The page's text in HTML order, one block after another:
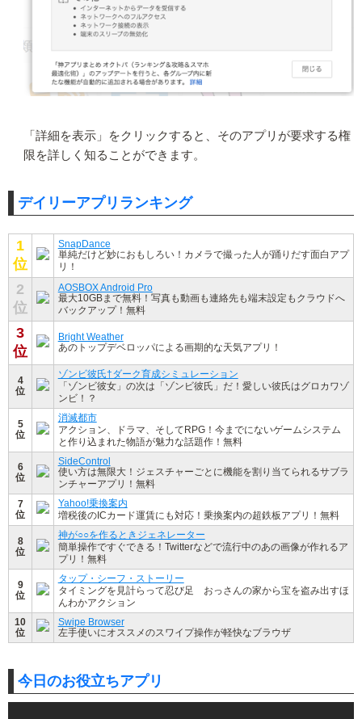
「詳細を表示」をクリックすると、そのアプリが要求する権
限を詳しく知ることができます。
デイリーアプリランキング
1
位
SnapDance
単純だけど妙におもしろい！カメラで撮った人が踊りだす面白アプ
リ！
2
位
AOSBOX Android Pro
最大10GBまで無料！写真も動画も連絡先も端末設定もクラウドへ
バックアップ！無料
3
位
Bright Weather
あのトップデベロッパによる画期的な天気アプリ！
4
位
ゾンビ彼氏†ダーク育成シミュレーション
「ゾンビ彼女」の次は「ゾンビ彼氏」だ！愛しい彼氏はグロカワゾ
ンビ！？
5
位
消滅都市
アクション、ドラマ、そしてRPG！今までにないゲームシステム
と作り込まれた物語が魅力な話題作！無料
6
位
SideControl
使い方は無限大！ジェスチャーごとに機能を割り当てられるサブラ
ンチャーアプリ！無料
7
位
Yahoo!乗換案内
増税後のICカード運賃にも対応！乗換案内の超鉄板アプリ！無料
8
位
神が○○を作るときジェネレーター
簡単操作ですぐできる！Twitterなどで流行中のあの画像が作れるア
プリ！無料
9
位
タップ・シーフ・ストーリー
タイミングを見計らって忍び足 おっさんの家から宝を盗み出すほ
んわかアクション
10
位
Swipe Browser
左手使いにオススメのスワイプ操作が軽快なブラウザ
今日のお役立ちアプリ